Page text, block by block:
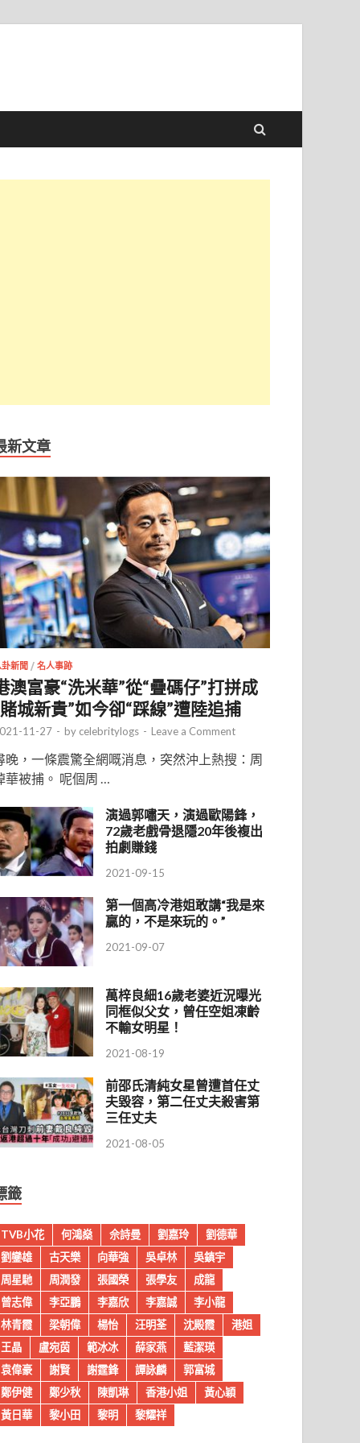
新文章
卦新聞 /名人事跡
澳富豪“洗米華”從“疊碼仔”打拼成
城新貴”如今卻“踩線”遭陸追捕
11-27 - by celebritylogs - Leave a Comment
晚，一條震驚全網嘅消息，突然沖上熱搜：周
華被捕。 呢個周 …
演過郭嘯天，演過歐陽鋒，
72歲老戲骨退隱20年後複出
拍劇賺錢
2021-09-15
第一個高冷港姐敢講“我是來
贏的，不是來玩的。”
2021-09-07
萬梓良細16歲老婆近況曝光
同框似父女，曾任空姐凍齡
不輸女明星！
2021-08-19
前邵氏清純女星曾遭首任丈
夫毀容，第二任丈夫殺害第
三任丈夫
2021-08-05
籤
TVB小花 何鴻燊 佘詩曼 劉嘉玲
劉德華
劉鑾雄
古天樂 向華強 吳卓林
吳鎮宇
周星馳
周潤發 張國榮 張學友
成龍
曾志偉
李亞鵬 李嘉欣 李嘉誠
李小龍
林青霞
梁朝偉 楊怡 汪明荃 沈殿霞
港姐
王晶
盧宛茵 範冰冰 薛家燕
藍潔瑛
袁偉豪
謝賢 謝霆鋒 譚詠麟
郭富城
鄭伊健
鄭少秋 陳凱琳 香港小姐
黃心穎
黃日華
黎小田 黎明 黎耀祥